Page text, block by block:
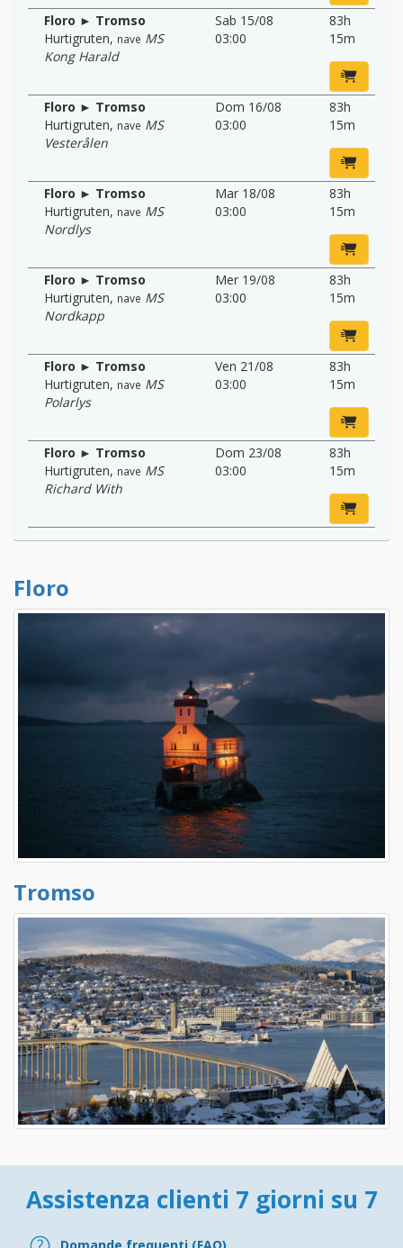
Floro ► Tromso
Hurtigruten, nave MS
Kong Harald
Sab 15/08
03:00
83h
15m
Floro ► Tromso
Hurtigruten, nave MS
Vesterålen
Dom 16/08
03:00
83h
15m
Floro ► Tromso
Hurtigruten, nave MS
Nordlys
Mar 18/08
03:00
83h
15m
Floro ► Tromso
Hurtigruten, nave MS
Nordkapp
Mer 19/08
03:00
83h
15m
Floro ► Tromso
Hurtigruten, nave MS
Polarlys
Ven 21/08
03:00
83h
15m
Floro ► Tromso
Hurtigruten, nave MS
Richard With
Dom 23/08
03:00
83h
15m
Floro
Tromso
Assistenza clienti 7 giorni su 7